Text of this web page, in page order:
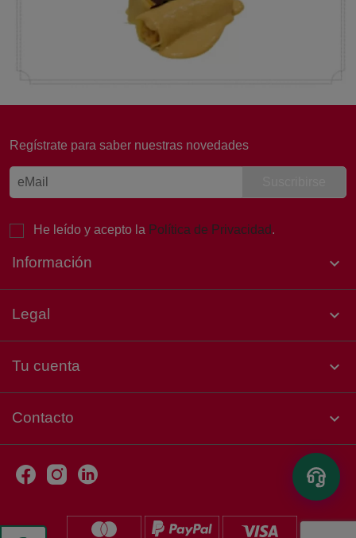
Regístrate para saber nuestras novedades
He leído y acepto la Política de Privacidad.
Información 
Legal 
Tu cuenta 
Contacto keyboard_arrow_down
¡Buenos días! 👋 Soy Laura, de
necesitas hoy?